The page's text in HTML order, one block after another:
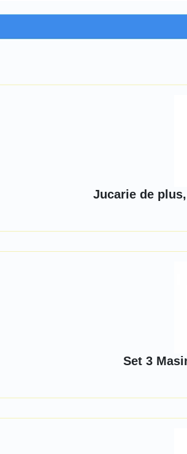
Jucarie de
Set 3